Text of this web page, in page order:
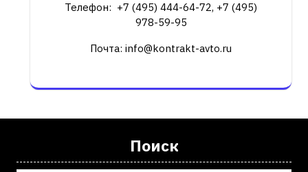
Телефон: +7 (495) 444-64-72, +7 (495)
978-59-95
Почта: info@kontrakt-avto.ru
Поиск